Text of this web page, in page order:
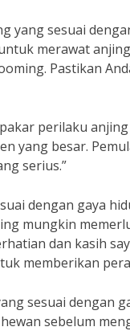
yang sesuai
merawat
Pastikan
perilaku
yang besar.
serius.”
dengan gaya
mungkin
dan kasih
memberikan
sesuai dengan
sebelum